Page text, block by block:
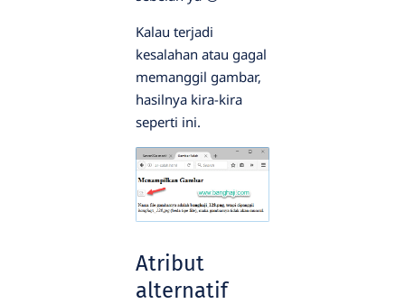
Kalau terjadi
kesalahan atau gagal
memanggil gambar,
hasilnya kira-kira
seperti ini.
Atribut
alternatif